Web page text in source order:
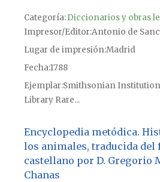
Categoría:Diccionarios y obras
Impresor/Editor Antonio de
Lugar de impresiónMadrid
Fecha1788
Ejemplar Smithsonian
Library Rare...
Encyclopedia metódica.
los animales, traducida del
castellano por D. Gregorio
Chanas